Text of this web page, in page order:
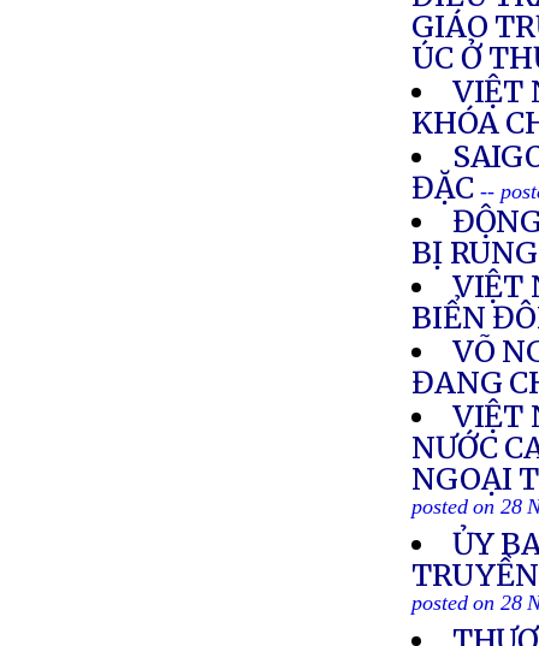
GIÁO
ÚC Ở
VIỆT
KHÓA
ĐẶC--
BỊ
VIỆT
BIỂN
VÕ
ĐANG
VIỆT
NƯỚC
NGOẠI
posted on 28
ỦY
posted on 28